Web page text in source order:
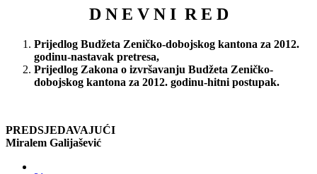
D N E V N I R E D
Prijedlog Budžeta Zeničko-dobojskog kantona za 2012.
godinu-nastavak pretresa,
Prijedlog Zakona o izvršavanju Budžeta Zeničko-
dobojskog kantona za 2012. godinu-hitni postupak.
PREDSJEDAVAJUĆI
Miralem Galijašević